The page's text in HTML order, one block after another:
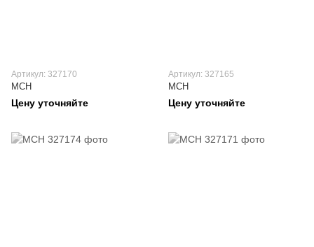
Артикул: 327170
MCH
Цену уточняйте
Артикул: 327165
MCH
Цену уточняйте